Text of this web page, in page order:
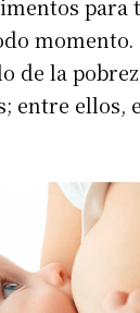
para
momento.
de la
entre ellos,